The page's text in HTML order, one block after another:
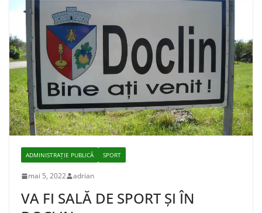
ADMINISTRAŢIE PUBLICĂ SPORT
mai 5, 2022 adrian
VA FI SALĂ DE SPORT ŞI ÎN